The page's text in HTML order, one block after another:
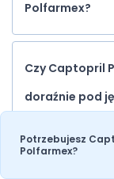
Polfarmex?
Czy Captopril
doraźnie pod
Wystawiamy
Potrzebujesz
Polfarmex?